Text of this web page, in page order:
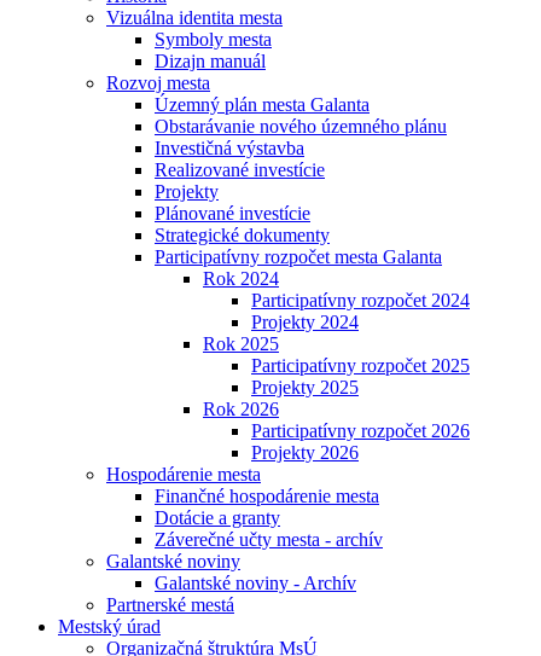
Vizuálna identita mesta
Symboly mesta
Dizajn manuál
Rozvoj mesta
Územný plán mesta Galanta
Obstarávanie nového územného plánu
Investičná výstavba
Realizované investície
Projekty
Plánované investície
Strategické dokumenty
Participatívny rozpočet mesta Galanta
Rok 2024
Participatívny rozpočet 2024
Projekty 2024
Rok 2025
Participatívny rozpočet 2025
Projekty 2025
Rok 2026
Participatívny rozpočet 2026
Projekty 2026
Hospodárenie mesta
Finančné hospodárenie mesta
Dotácie a granty
Záverečné učty mesta - archív
Galantské noviny
Galantské noviny - Archív
Partnerské mestá
Mestský úrad
Organizačná štruktúra MsÚ